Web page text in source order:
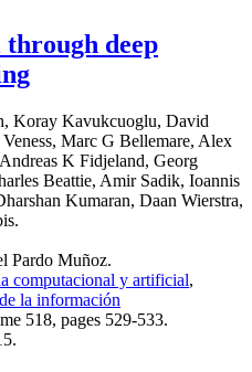
deep
Koray Kavukcuoglu, David
Marc G Bellemare, Alex
K Fidjeland, Georg
Beattie, Amir Sadik, Ioannis
Kumaran, Daan Wierstra,
Pardo Muñoz.
computacional y artificial,
la información
518, pages 529-533.